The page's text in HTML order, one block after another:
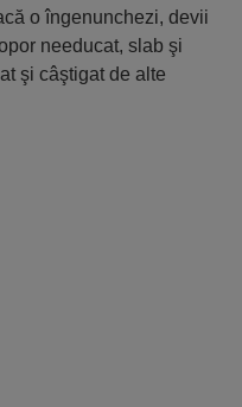
o îngenunchezi, devii
needucat, slab şi
şi câştigat de alte